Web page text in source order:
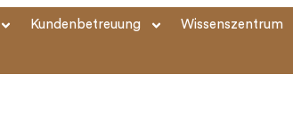
Kundenbetreuung Wissenszentrum